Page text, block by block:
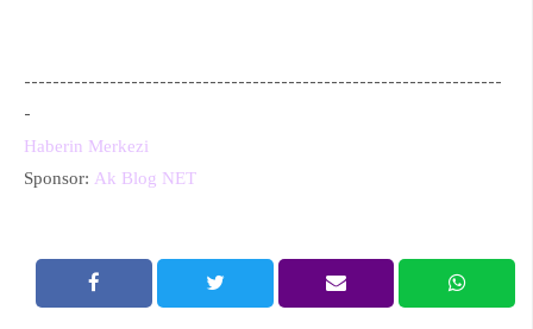
-------------------------------------------------------------------
-
Haberin Merkezi
Sponsor: Ak Blog NET